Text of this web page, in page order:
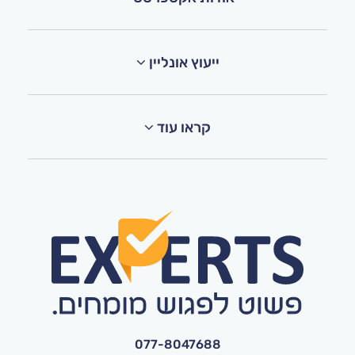
ייעוץ אונליין
קראו עוד
077-8047688